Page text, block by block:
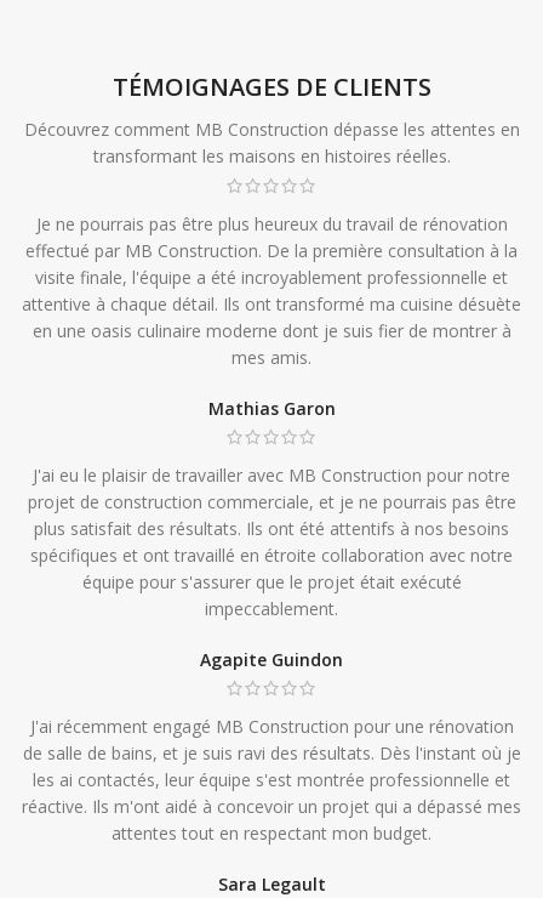
TÉMOIGNAGES DE CLIENTS
Découvrez comment MB Construction dépasse les attentes en
transformant les maisons en histoires réelles.
Je ne pourrais pas être plus heureux du travail de rénovation
effectué par MB Construction. De la première consultation à la
visite finale, l'équipe a été incroyablement professionnelle et
attentive à chaque détail. Ils ont transformé ma cuisine désuète
en une oasis culinaire moderne dont je suis fier de montrer à
mes amis.
Mathias Garon
J'ai eu le plaisir de travailler avec MB Construction pour notre
projet de construction commerciale, et je ne pourrais pas être
plus satisfait des résultats. Ils ont été attentifs à nos besoins
spécifiques et ont travaillé en étroite collaboration avec notre
équipe pour s'assurer que le projet était exécuté
impeccablement.
Agapite Guindon
J'ai récemment engagé MB Construction pour une rénovation
de salle de bains, et je suis ravi des résultats. Dès l'instant où je
les ai contactés, leur équipe s'est montrée professionnelle et
réactive. Ils m'ont aidé à concevoir un projet qui a dépassé mes
attentes tout en respectant mon budget.
Sara Legault